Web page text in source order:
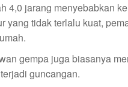
4,0 jarang menyebabkan
yang tidak terlalu kuat,
gempa juga biasanya
guncangan.